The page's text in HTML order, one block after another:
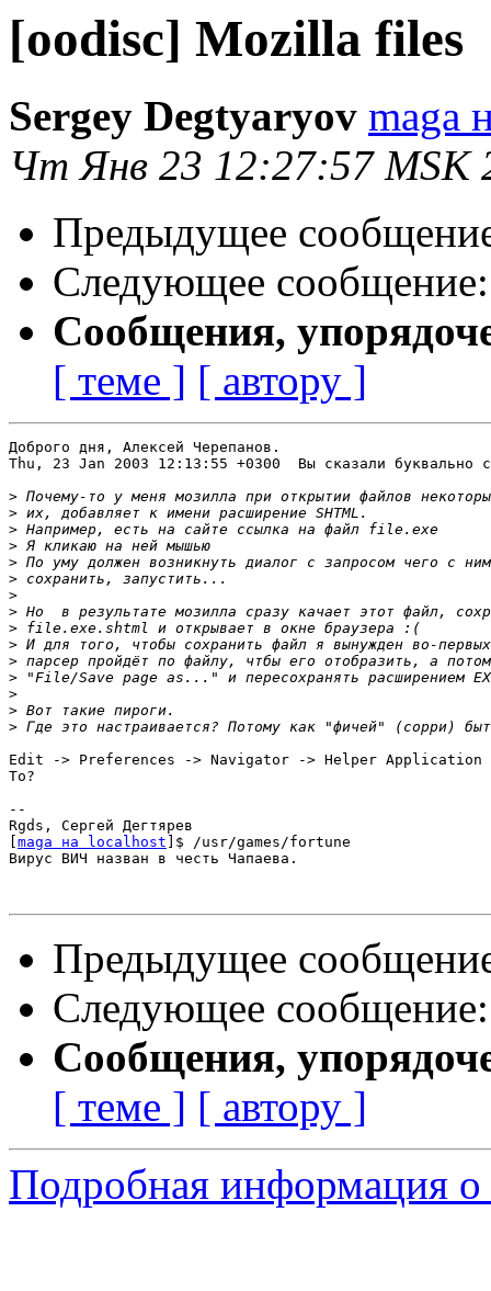
[oodisc] Mozilla files
Sergey Degtyaryov maga
Чт Янв 23 12:27:57 MSK
Предыдущее
Следующее
Сообщения,
[ теме ] [ автору ]
Доброго дня, Алексей Черепанов.
Thu, 23 Jan 2003 12:13:55 +0300  Вы сказали буквально
>
>
>
>
>
>
>
>
>
>
>
>
>
>
>
Edit -> Preferences -> Navigator -> Helper Application
То?
--
Rgds, Сергей Дегтярев
maga на localhost ]$ /usr/games/fortune
Вирус ВИЧ назван в честь Чапаева.
Предыдущее
Следующее
Сообщения,
[ теме ] [ автору ]
Подробная информация о